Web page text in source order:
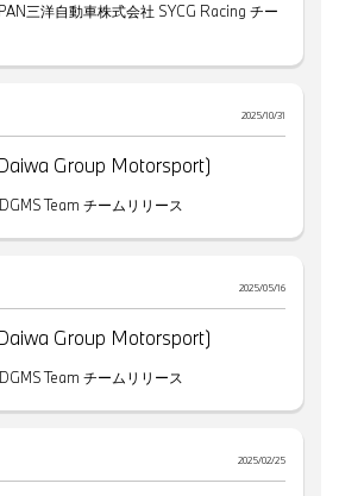
三洋自動車株式会社 SYCG Racing チー
2025/10/31
Group Motorsport)
Team チームリリース
2025/05/16
Group Motorsport)
Team チームリリース
2025/02/25